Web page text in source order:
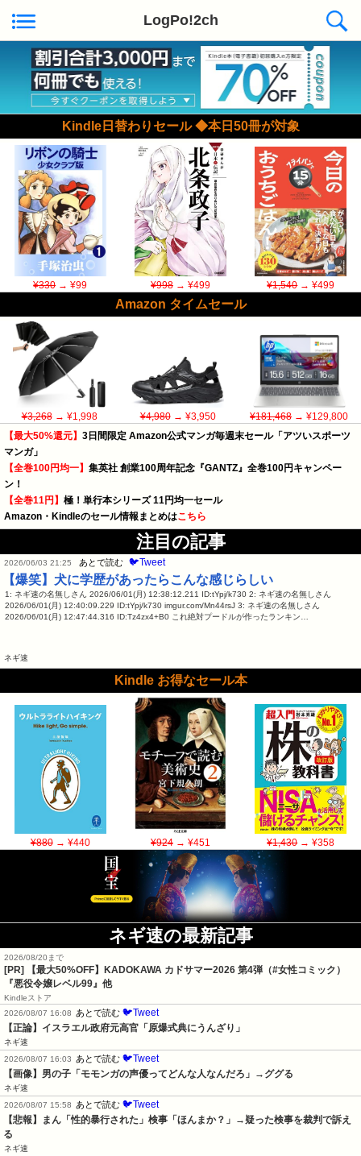
LogPo!2ch
Kindle日替わりセール ◆本日50冊が対象
¥330→ ¥99 ¥998→ ¥499 ¥1,540→ ¥499
Amazon タイムセール
¥3,268→ ¥1,998 ¥4,980→ ¥3,950 ¥181,468 → ¥129,800
【最大50%還元】 3日間限定 Amazon公式マンガ毎週末セール「アツいスポーツ
マンガ」
【全巻100円均一】 集英社 創業100周年記念『GANTZ』全巻100円キャンペー
ン！
【全巻11円】 極！単行本シリーズ 11円均一セール
Amazon・Kindleのセール情報まとめはこちら
注目の記事
2026/06/03 21:25 あとで読む 🐦Tweet
【爆笑】犬に学歴があったらこんな感じらしい
1: ネギ速の名無しさん 2026/06/01(月) 12:38:12.211 ID:tYpj/k730 2: ネギ速の名無しさん
2026/06/01(月) 12:40:09.229 ID:tYpj/k730 imgur.com/Mn44rsJ 3: ネギ速の名無しさん
2026/06/01(月) 12:47:44.316 ID:Tz4zx4+B0 これ絶対プードルが作ったランキン…
ネギ速
Kindle お得なセール本
¥880→ ¥440 ¥924→ ¥451 ¥1,430→ ¥358
ネギ速の最新記事
2026/08/20まで
[PR]
【最大50%OFF】KADOKAWA カドサマー2026 第4弾（#女性コミック）
『悪役令嬢レベル99』他
Kindleストア
2026/08/07 16:08
あとで読む 🐦Tweet
【正論】イスラエル政府元高官「原爆式典にうんざり」
ネギ速
2026/08/07 16:03
あとで読む 🐦Tweet
【画像】男の子「モモンガの声優ってどんな人なんだろ」→ググる
ネギ速
2026/08/07 15:58
あとで読む 🐦Tweet
【悲報】まん「性的暴行された」検事「ほんまか？」→疑った検事を裁判で訴え
る
ネギ速